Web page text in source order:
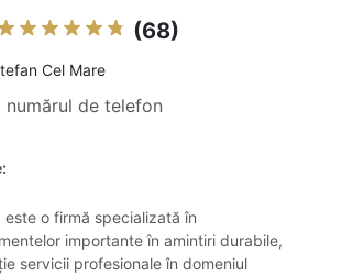
(68)
Cel Mare
numărul de telefon
este o firmă specializată în
importante în amintiri durabile,
servicii profesionale în domeniul